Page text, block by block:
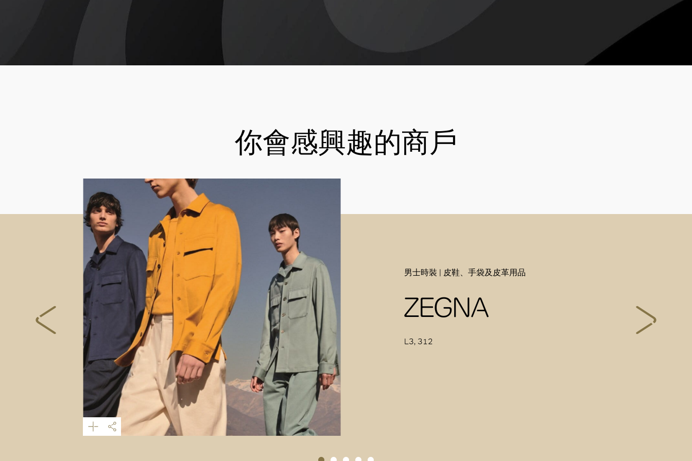
你會感興趣的商戶
男士時裝 | 皮鞋、手袋及皮革用品
ZEGNA
L3, 312